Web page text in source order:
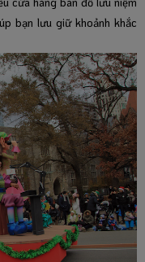
bạn lưu giữ khoảnh khắc